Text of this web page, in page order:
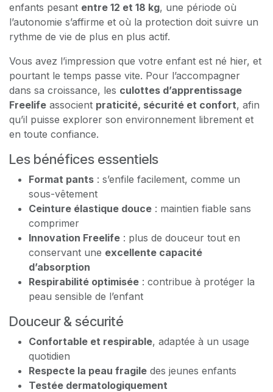
enfants pesant entre 12 et 18 kg, une période où
l’autonomie s’affirme et où la protection doit suivre un
rythme de vie de plus en plus actif.
Vous avez l’impression que votre enfant est né hier, et
pourtant le temps passe vite. Pour l’accompagner
dans sa croissance, les culottes d’apprentissage
Freelife associent praticité, sécurité et confort, afin
qu’il puisse explorer son environnement librement et
en toute confiance.
Les bénéfices essentiels
Format pants : s’enfile facilement, comme un
sous-vêtement
Ceinture élastique douce : maintien fiable sans
comprimer
Innovation Freelife : plus de douceur tout en
conservant une excellente capacité
d’absorption
Respirabilité optimisée : contribue à protéger la
peau sensible de l’enfant
Douceur & sécurité
Confortable et respirable, adaptée à un usage
quotidien
Respecte la peau fragile des jeunes enfants
Testée dermatologiquement